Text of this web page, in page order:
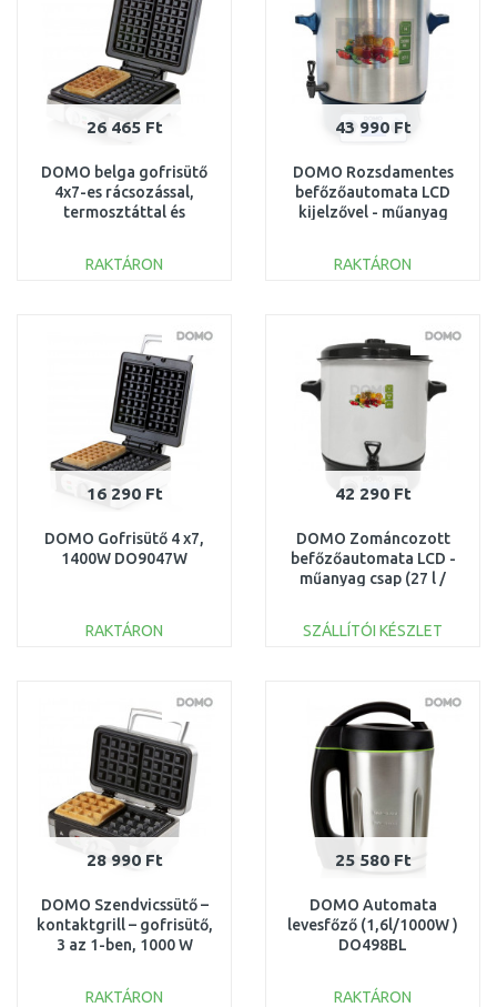
26 465 Ft
DOMO belga gofrisütő
4x7-es rácsozással,
termosztáttal és
DO9149W
RAKTÁRON
Összehasonlítás
43 990 Ft
DOMO Rozsdamentes
befőzőautomata LCD
kijelzővel - műanyag
DO42325PC
RAKTÁRON
Összehasonlítás
16 290 Ft
DOMO Gofrisütő 4 x7,
1400W DO9047W
RAKTÁRON
Összehasonlítás
42 290 Ft
DOMO Zománcozott
befőzőautomata LCD -
műanyag csap (27 l /
SZÁLLÍTÓI KÉSZLET
Összehasonlítás
28 990 Ft
DOMO Szendvicssütő –
kontaktgrill – gofrisütő,
3 az 1-ben, 1000 W
DO9136C
RAKTÁRON
25 580 Ft
DOMO Automata
levesfőző (1,6l/1000W )
DO498BL
RAKTÁRON